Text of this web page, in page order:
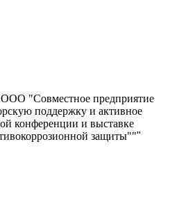
"Совместное предприятие
поддержку и активное
конференции и выставке
защиты"""